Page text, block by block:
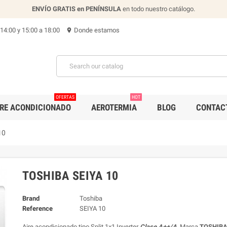
ENVÍO GRATIS en PENÍNSULA en todo nuestro catálogo.
y 15:00 a 18:00 location_on Donde estamos
ACONDICIONADO
OFERTAS
AEROTERMIA
HOT
BLOG
TOSHIBA SEIYA 10
Brand
Toshiba
Reference
SEIYA 10